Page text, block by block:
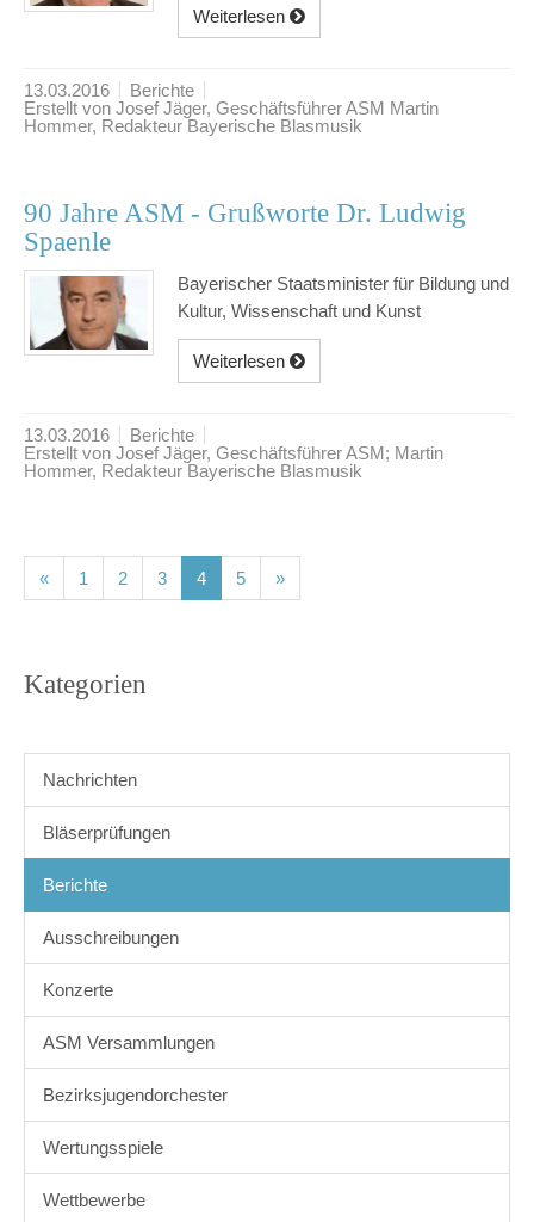
Weiterlesen
13.03.2016
Berichte
Erstellt von Josef Jäger, Geschäftsführer ASM Martin
Hommer, Redakteur Bayerische Blasmusik
90 Jahre ASM - Grußworte Dr. Ludwig
Spaenle
Bayerischer Staatsminister für Bildung und
Kultur, Wissenschaft und Kunst
Weiterlesen
13.03.2016
Berichte
Erstellt von Josef Jäger, Geschäftsführer ASM; Martin
Hommer, Redakteur Bayerische Blasmusik
« 1 (current)
2(current)
3(current)
4(current)
5(current)
»
Kategorien
Nachrichten
Bläserprüfungen
Berichte
Ausschreibungen
Konzerte
ASM Versammlungen
Bezirksjugendorchester
Wertungsspiele
Wettbewerbe